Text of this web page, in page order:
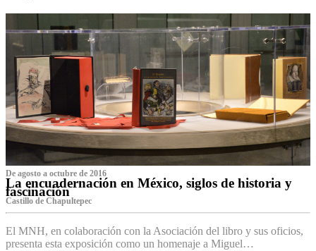
De agosto a octubre de 2016
La encuadernación en México, siglos de historia y
fascinación
Castillo de Chapultepec
El MNH, en colaboración con la Asociación del libro y sus oficios,
presenta esta exposición como un homenaje a Miguel…